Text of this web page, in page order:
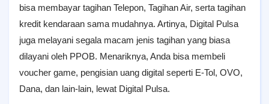
bisa membayar tagihan Telepon, Tagihan Air, serta tagihan
kredit kendaraan sama mudahnya. Artinya, Digital Pulsa
juga melayani segala macam jenis tagihan yang biasa
dilayani oleh PPOB. Menariknya, Anda bisa membeli
voucher game, pengisian uang digital seperti E-Tol, OVO,
Dana, dan lain-lain, lewat Digital Pulsa.